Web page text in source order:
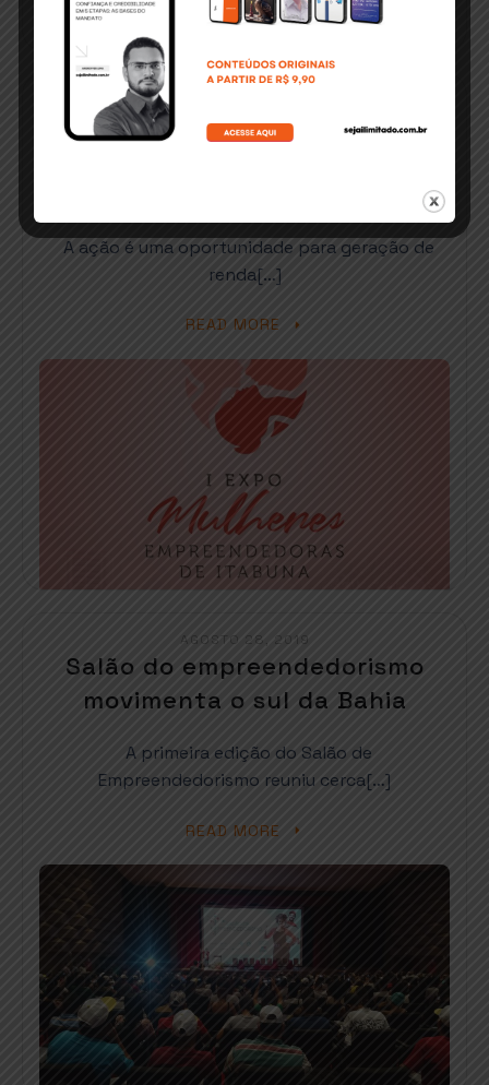
Expo mulheres empreendedoras
A ação é uma oportunidade para geração de
renda[…]
READ MORE
AGOSTO 28, 2019
Salão do empreendedorismo
movimenta o sul da Bahia
A primeira edição do Salão de
Empreendedorismo reuniu cerca[…]
READ MORE